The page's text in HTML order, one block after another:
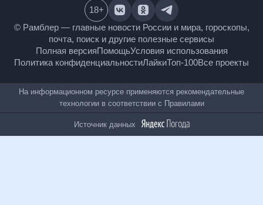
© Рамблер — главные новости России и мира,
гороскопы, почта, поиск и другие полезные сервисы
Полная версияПомощьУсловия использования
Все проекты
18+
На информационном ресурсе применяются
рекомендательные технологии в соответствии с